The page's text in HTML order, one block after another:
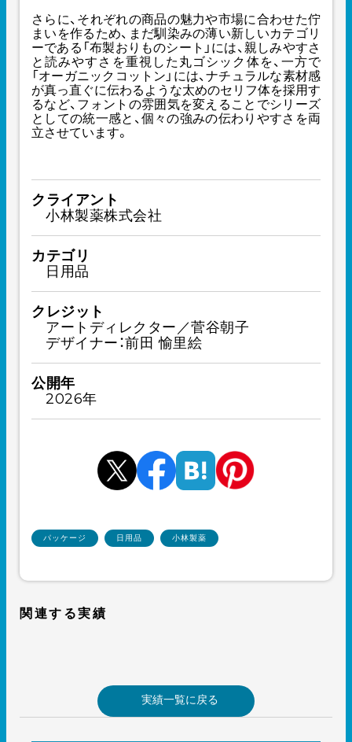
さらに、それぞれの商品の魅力や市場に合わせた佇
まいを作るため、まだ馴染みの薄い新しいカテゴリ
ーである「布製おりものシート」には、親しみやすさ
と読みやすさを重視した丸ゴシック体を、一方で
「オーガニックコットン」には、ナチュラルな素材感
が真っ直ぐに伝わるような太めのセリフ体を採用す
るなど、フォントの雰囲気を変えることでシリーズ
としての統一感と、個々の強みの伝わりやすさを両
立させています。
クライアント
小林製薬株式会社
カテゴリ
日用品
クレジット
アートディレクター／菅谷朝子
デザイナー：前田 愉里絵
公開年
2026年
パッケージ 日用品 小林製薬
関連する実績
実績一覧に戻る